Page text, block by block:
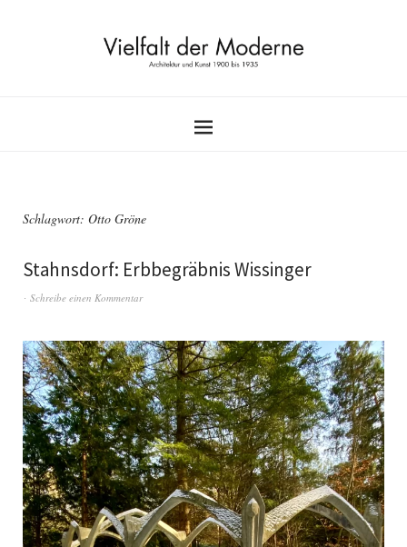
Schlagwort: Otto Gröne
Stahnsdorf: Erbbegräbnis Wissinger
Schreibe einen Kommentar